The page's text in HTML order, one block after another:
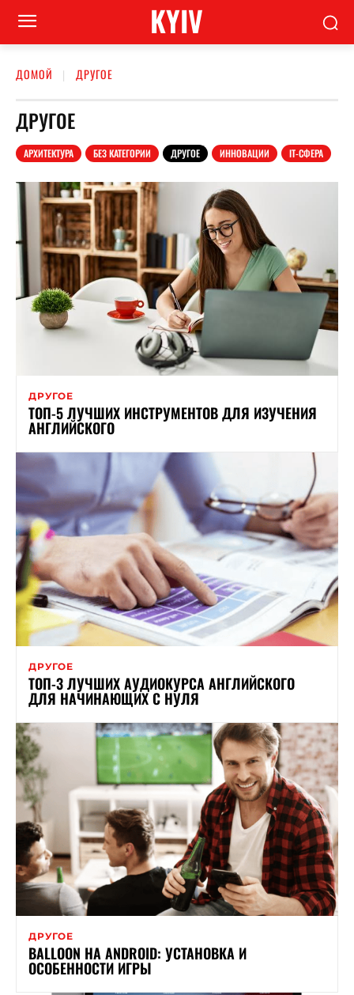
KYIV
ДОМОЙ ДРУГОЕ
ДРУГОЕ
АРХИТЕКТУРА БЕЗ КАТЕГОРИИ ДРУГОЕ ИННОВАЦИИ ІТ-СФЕРА
ДРУГОЕ
ТОП-5 ЛУЧШИХ ИНСТРУМЕНТОВ ДЛЯ ИЗУЧЕНИЯ
АНГЛИЙСКОГО
ДРУГОЕ
ТОП-3 ЛУЧШИХ АУДИОКУРСА АНГЛИЙСКОГО
ДЛЯ НАЧИНАЮЩИХ С НУЛЯ
ДРУГОЕ
BALLOON НА ANDROID: УСТАНОВКА И
ОСОБЕННОСТИ ИГРЫ